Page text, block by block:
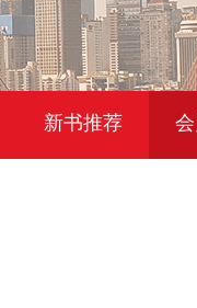
新书推荐